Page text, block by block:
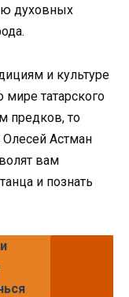
духовных
и культуре
мире татарского
предков, то
Олесей Астман
вам
и познать